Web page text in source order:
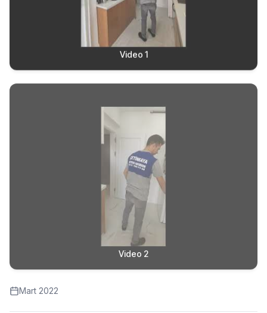
Video 1
Video 2
Mart 2022